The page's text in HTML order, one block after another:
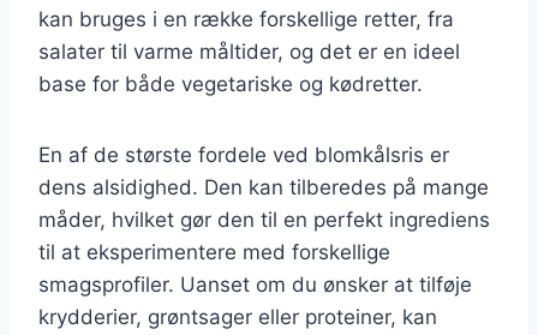
kan bruges i en række forskellige retter, fra
salater til varme måltider, og det er en ideel
base for både vegetariske og kødretter.
En af de største fordele ved blomkålsris er
dens alsidighed. Den kan tilberedes på mange
måder, hvilket gør den til en perfekt ingrediens
til at eksperimentere med forskellige
smagsprofiler. Uanset om du ønsker at tilføje
krydderier, grøntsager eller proteiner, kan